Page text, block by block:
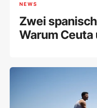
NEWS
Zwei
Warum Ceuta